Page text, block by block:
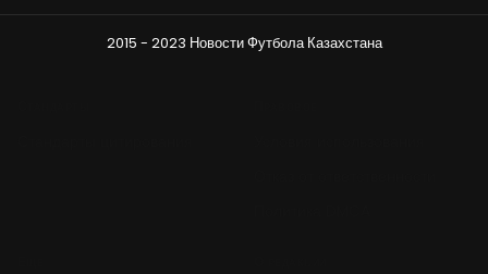
2015 - 2023 Новости Футбола Казахстана